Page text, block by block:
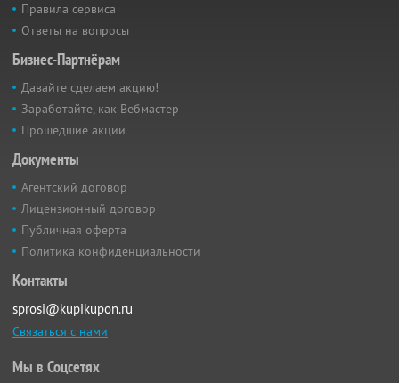
Правила сервиса
Ответы на вопросы
Бизнес-Партнёрам
Давайте сделаем акцию!
Заработайте, как Вебмастер
Прошедшие акции
Документы
Агентский договор
Лицензионный договор
Публичная оферта
Политика конфиденциальности
Контакты
sprosi@kupikupon.ru
Связаться с нами
Мы в Соцсетях